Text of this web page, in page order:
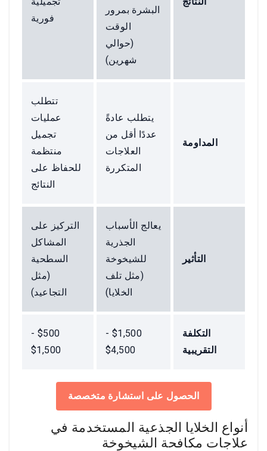
البشرة بمرور
الوقت
(حوالي
شهرين)
فورية
المداومة
يتطلب عادةً
عددًا أقل من
العلاجات
المتكررة
تتطلب
عمليات
تجميل
منتظمة
للحفاظ على
النتائج
التأثير
يعالج الأسباب
الجذرية
للشيخوخة
(مثل تلف
الخلايا)
التركيز على
المشاكل
السطحية
(مثل
التجاعيد)
التكلفة
التقريبية
$1,500 -
$4,500
$500 -
$1,500
الحصول على استشارة متخصصة
أنواع الخلايا الجذعية المستخدمة في
علاجات مكافحة الشيخوخة